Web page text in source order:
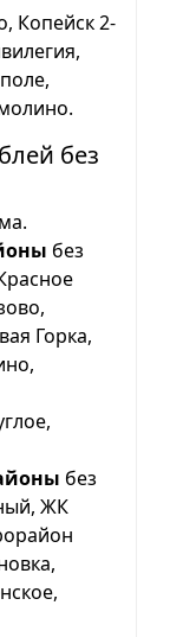
Копейск 2-
без
без
Горка,
без
ЖК